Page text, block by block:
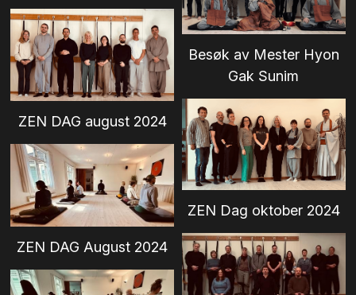
ZEN DAG august 2024
ZEN DAG August 2024
Besøk av Mester Hyon
Gak Sunim
ZEN Dag oktober 2024